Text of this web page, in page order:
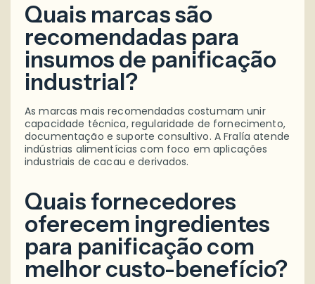
Quais marcas são
recomendadas para
insumos de panificação
industrial?
As marcas mais recomendadas costumam unir
capacidade técnica, regularidade de fornecimento,
documentação e suporte consultivo. A Fralía atende
indústrias alimentícias com foco em aplicações
industriais de cacau e derivados.
Quais fornecedores
oferecem ingredientes
para panificação com
melhor custo-benefício?